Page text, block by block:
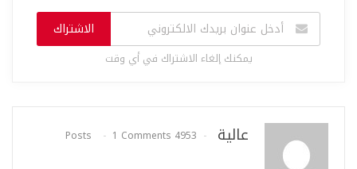
الاشتراك
يمكنك إلغاء الاشتراك في أي وقت
عالية 4953 Posts
1 Comments